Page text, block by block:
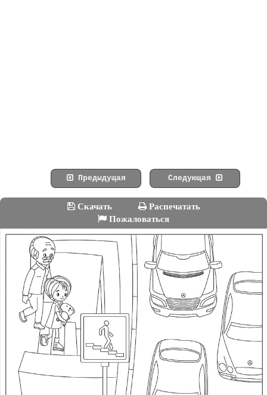
Предыдущая Следующая
Скачать
Распечатать
Пожаловаться